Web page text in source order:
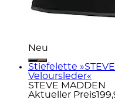
Neu
Stiefelette
Veloursleder«
STEVE MADDEN
Aktueller Preis